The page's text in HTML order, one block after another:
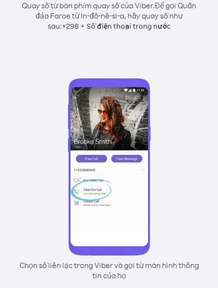
Quay số từ bàn phím quay số của Viber.Để gọi Quần
đảo Faroe từ In-đô-nê-si-a, hãy quay số như
sau:+298 + Số điện thoại trong nước
Chọn số liên lạc trong Viber và gọi từ màn hình thông
tin của họ